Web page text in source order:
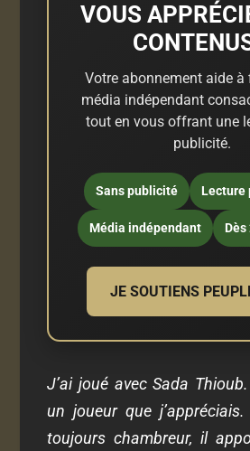
VOUS
Votre abonnement aide à
média indépendant
tout en vous offrant une
publicité.
Sans publicité Lecture
Média indépendant
JE SOUTIENS
J’ai joué avec Sada
un joueur que
toujours chambreur, il